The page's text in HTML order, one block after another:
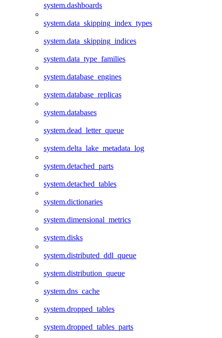
system.dashboards
system.data_skipping_index_types
system.data_skipping_indices
system.data_type_families
system.database_engines
system.database_replicas
system.databases
system.dead_letter_queue
system.delta_lake_metadata_log
system.detached_parts
system.detached_tables
system.dictionaries
system.dimensional_metrics
system.disks
system.distributed_ddl_queue
system.distribution_queue
system.dns_cache
system.dropped_tables
system.dropped_tables_parts